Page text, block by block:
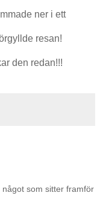
ner i ett
resan!
den redan!!!
som sitter framför